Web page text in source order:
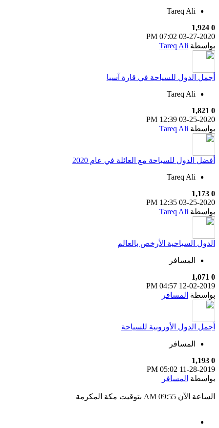
Tareq Ali
0
1,924
03-27-2020
07:02 PM
بواسطة Tareq Ali
أجمل الدول للسياحة في قارة آسيا
Tareq Ali
0
1,821
03-25-2020
12:39 PM
بواسطة Tareq Ali
أفضل الدول للسياحة مع العائلة في عام 2020
Tareq Ali
0
1,173
03-25-2020
12:35 PM
بواسطة Tareq Ali
الدول السياحية الأرخص بالعالم
المسافر
0
1,071
12-02-2019
04:57 PM
بواسطة المسافر
أجمل الدول الأوروبية للسياحة
المسافر
0
1,193
11-28-2019
05:02 PM
بواسطة المسافر
الساعة الآن 09:55 AM بتوقيت مكة المكرمة